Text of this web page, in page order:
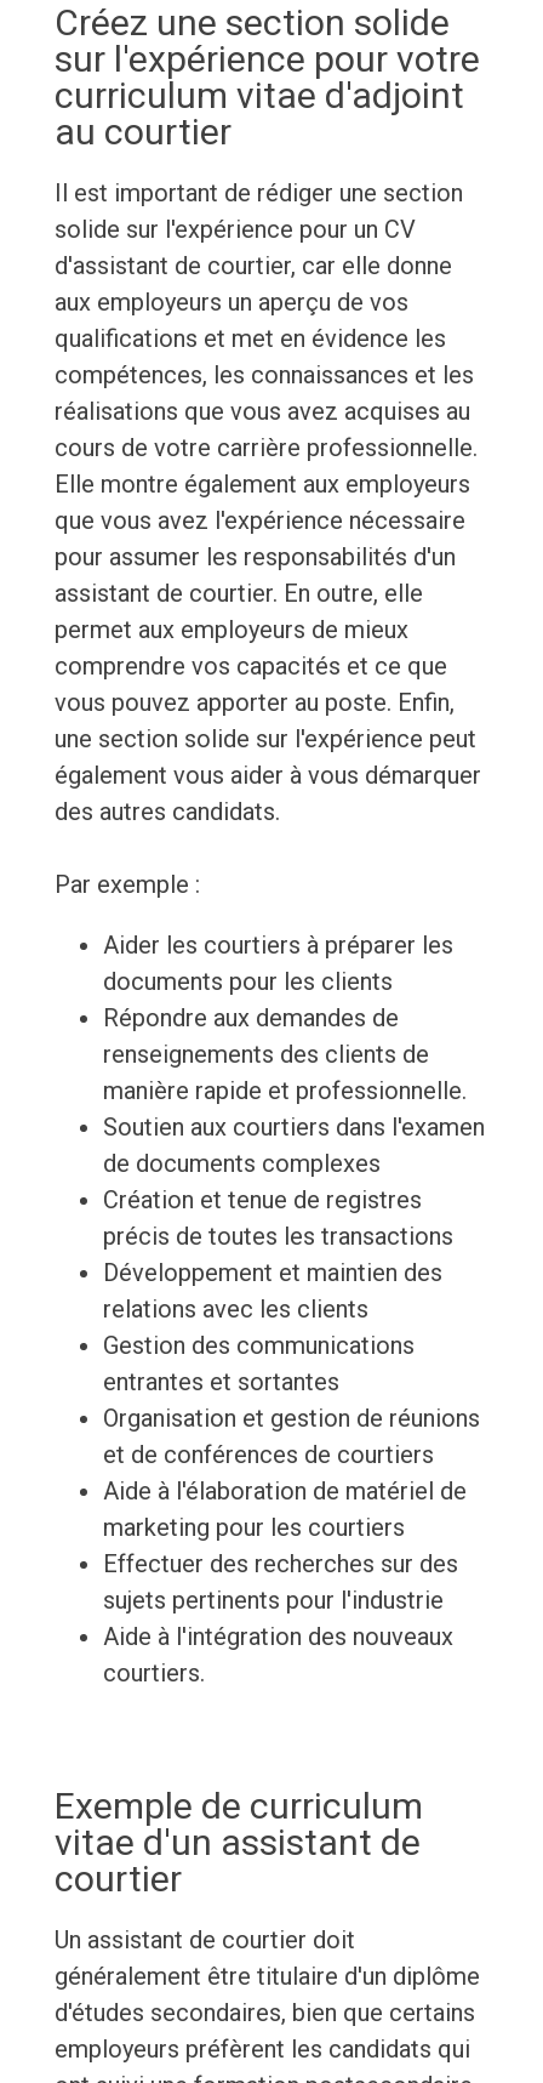
Créez une section solide
sur l'expérience pour votre
curriculum vitae d'adjoint
au courtier
Il est important de rédiger une section
solide sur l'expérience pour un CV
d'assistant de courtier, car elle donne
aux employeurs un aperçu de vos
qualifications et met en évidence les
compétences, les connaissances et les
réalisations que vous avez acquises au
cours de votre carrière professionnelle.
Elle montre également aux employeurs
que vous avez l'expérience nécessaire
pour assumer les responsabilités d'un
assistant de courtier. En outre, elle
permet aux employeurs de mieux
comprendre vos capacités et ce que
vous pouvez apporter au poste. Enfin,
une section solide sur l'expérience peut
également vous aider à vous démarquer
des autres candidats.
Par exemple :
Aider les courtiers à préparer les
documents pour les clients
Répondre aux demandes de
renseignements des clients de
manière rapide et professionnelle.
Soutien aux courtiers dans l'examen
de documents complexes
Création et tenue de registres
précis de toutes les transactions
Développement et maintien des
relations avec les clients
Gestion des communications
entrantes et sortantes
Organisation et gestion de réunions
et de conférences de courtiers
Aide à l'élaboration de matériel de
marketing pour les courtiers
Effectuer des recherches sur des
sujets pertinents pour l'industrie
Aide à l'intégration des nouveaux
courtiers.
Exemple de curriculum
vitae d'un assistant de
courtier
Un assistant de courtier doit
généralement être titulaire d'un diplôme
d'études secondaires, bien que certains
employeurs préfèrent les candidats qui